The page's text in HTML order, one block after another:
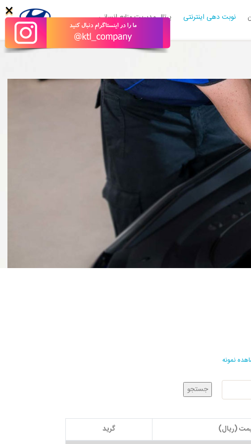
نوبت دهی اینترنتی پرتال مدیریت منابع انسانی ×
نمونه
(ریال) گرید